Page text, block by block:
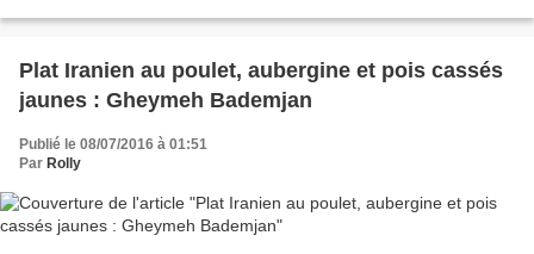
Plat Iranien au poulet, aubergine et pois cassés
jaunes : Gheymeh Bademjan
Publié le 08/07/2016 à 01:51
Par Rolly